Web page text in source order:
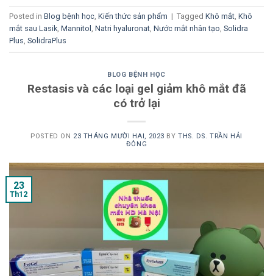
Posted in Blog bệnh học, Kiến thức sản phẩm | Tagged Khô mắt, Khô
mắt sau Lasik, Mannitol , Natri hyaluronat, Nước mắt nhân tạo, Solidra
Plus, SolidraPlus
BLOG BỆNH HỌC
Restasis và các loại gel giảm khô mắt đã
có trở lại
POSTED ON 23 THÁNG MƯỜI HAI, 2023 BYTHS. DS. TRẦN HẢI
ĐÔNG
23
Th12